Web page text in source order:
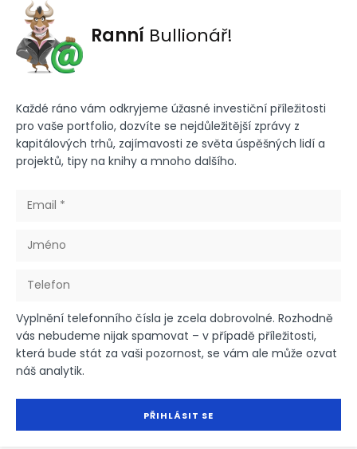
Ranní Bullionář!
Každé ráno vám odkryjeme úžasné investiční příležitosti
pro vaše portfolio, dozvíte se nejdůležitější zprávy z
kapitálových trhů, zajímavosti ze světa úspěšných lidí a
projektů, tipy na knihy a mnoho dalšího.
Vyplnění telefonního čísla je zcela dobrovolné. Rozhodně
vás nebudeme nijak spamovat – v případě příležitosti,
která bude stát za vaši pozornost, se vám ale může ozvat
náš analytik.